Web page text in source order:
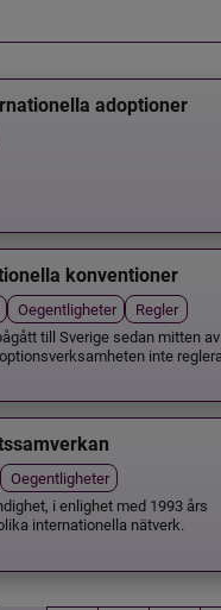
adoptioner
konventioner
Oegentligheter
Regler
till Sverige sedan mitten av
inte
Oegentligheter
i enlighet med 1993 års
internationella nätverk.